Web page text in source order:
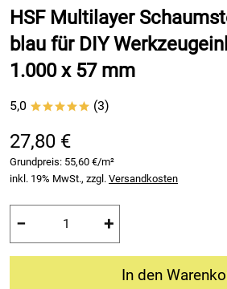
HSF Multilayer
blau für DIY
1.000 x 57 mm
5,0 ***** (3)
27,80 €
Grundpreis: 55,60 €/m²
inkl. 19% MwSt., zzgl. Versandkosten
− +
In den